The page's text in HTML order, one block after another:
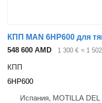
КПП MAN 6HP600 для
548 600 AMD
1 300 € ≈ 1
КПП
6HP600
Испания, MOTILLA DEL